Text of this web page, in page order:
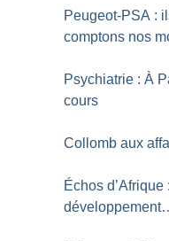
Peugeot-PSA :
comptons nos
Psychiatrie : À
cours
Collomb aux
Échos d’Afrique